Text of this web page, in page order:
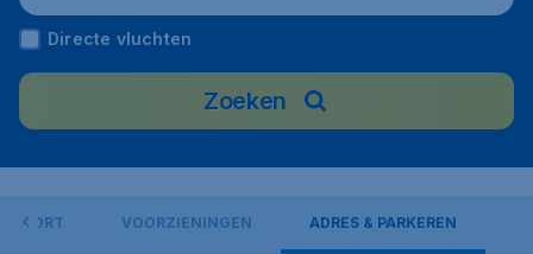
e Mallorca), Spanje
Directe vluchten
Zoeken
VOORZIENINGEN ADRES & PARKEREN